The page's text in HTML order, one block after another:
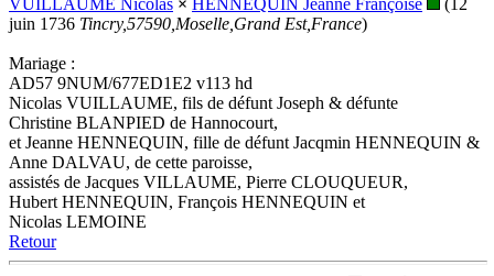
VUILLAUME Nicolas × HENNEQUIN Jeanne Françoise
(12
juin 1736 Tincry,57590,Moselle,Grand Est,France)
Mariage :
AD57 9NUM/677ED1E2 v113 hd
Nicolas VUILLAUME, fils de défunt Joseph & défunte
Christine BLANPIED de Hannocourt,
et Jeanne HENNEQUIN, fille de défunt Jacqmin HENNEQUIN &
Anne DALVAU, de cette paroisse,
assistés de Jacques VILLAUME, Pierre CLOUQUEUR,
Hubert HENNEQUIN, François HENNEQUIN et
Nicolas LEMOINE
Retour